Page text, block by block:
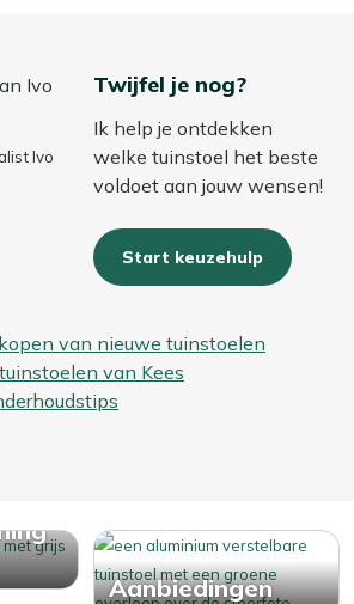
Ivo
Twijfel je nog?
Ik help je ontdekken
welke tuinstoel het beste
voldoet aan jouw wensen!
Start keuzehulp
van nieuwe tuinstoelen
van Kees
Aanbiedingen